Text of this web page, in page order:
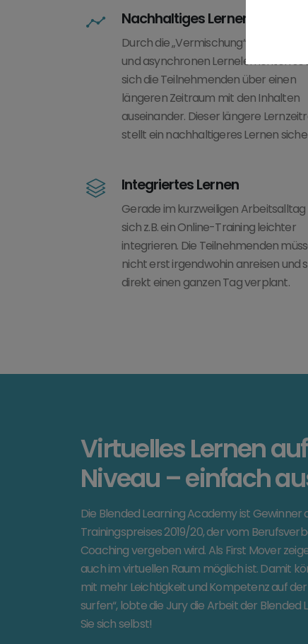
Nachhaltiges Lernen
Durch die „Vermischung“ von
und asynchronen Lernelementen
sich die Teilnehmenden über einen
längeren Zeitraum mit den Inhalten
auseinander. Dieser längere
stellt ein nachhaltigeres Lernen
Integriertes Lernen
Gerade im kurzweiligen Arbeitsalltag
sich z.B. ein Online-Training leichter
integrieren. Die Teilnehmenden
nicht erst irgendwohin anreisen und
direkt einen ganzen Tag verplant.
Virtuelles Lernen
Niveau – einfach
Die Blended Learning Academy ist Gewinner
Trainingspreises 2019/20, der vom
Coaching vergeben wird. Als First Mover
auch im virtuellen Raum möglich ist. Damit
mit mehr Leichtigkeit und Kompetenz auf
surfen“, lobte die Jury die Arbeit der
Sie sich selbst!